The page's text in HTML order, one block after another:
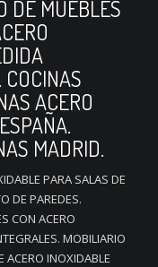
DE MUEBLES
ACERO
MADRID.
PARA SALAS DE
DE PAREDES.
CON ACERO
MOBILIARIO
ACERO INOXIDABLE